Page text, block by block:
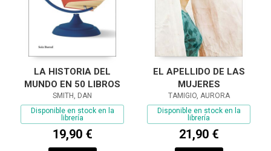
LA HISTORIA DEL
MUNDO EN 50 LIBROS
SMITH, DAN
Disponible en stock en la
librería
19,90 €
EL APELLIDO DE LAS
MUJERES
TAMIGIO, AURORA
Disponible en stock en la
librería
21,90 €